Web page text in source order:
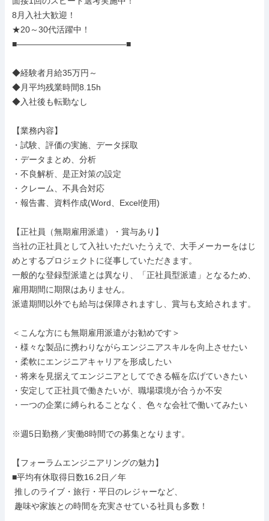
8月入社大歓迎！
★20～30代活躍中！
■―――――――――――――■
◆経験者月給35万円～
◆月平均残業時間8.15h
◆入社後も転勤なし
【業務内容】
・試験、評価の実施、データ採取
・データまとめ、分析
・不良解析、是正対策の設定
・クレーム、不具合対応
・報告書、資料作成(Word、Excel使用)
【正社員（無期雇用派遣）・賞与あり】
当社の正社員として入社いただいたうえで、大手メーカーをはじ
めとするプロジェクトに従事していただきます。
一般的な登録型派遣とは異なり、「正社員型派遣」となるため、
雇用期間に期限はありません。
派遣期間以外でも給与は保障されますし、賞与も支給されます。
＜こんな方にも無期雇用派遣がお勧めです＞
・様々な製品に携わりながらエンジニアスキルを向上させたい
・柔軟にエンジニアキャリアを形成したい
・将来を見据えてエンジニアとしてできる幅を広げていきたい
・安定して正社員で働きたいが、職場環境が合うか不安
・一つの企業に縛られることなく、色々な会社で働いてみたい
※週5日勤務／実働8時間での募集となります。
【フォーラムエンジニアリングの魅力】
■平均有休取得日数16.2日／年